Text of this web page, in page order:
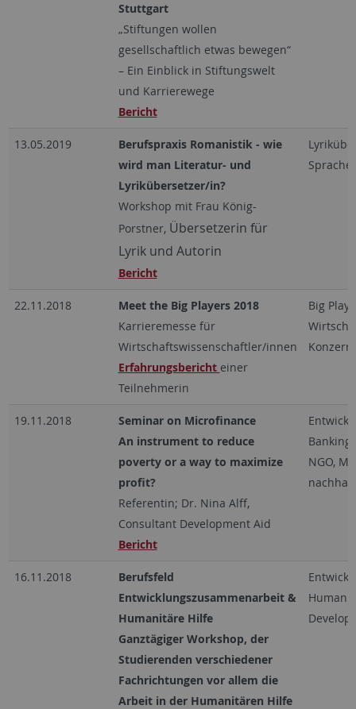
Stuttgart
„Stiftungen wollen
gesellschaftlich etwas bewegen“
– Ein Einblick in Stiftungswelt
und Karrierewege
Bericht
13.05.2019
Berufspraxis Romanistik - wie
wird man Literatur- und
Lyrikübersetzer/in?
Workshop mit Frau König-
Porstner, Übersetzerin für
Lyrik und Autorin
Bericht
22.11.2018
Meet the Big Players 2018
Karrieremesse für
Wirtschaftswissenschaftler/innen
Erfahrungsbericht einer
Teilnehmerin
Big
19.11.2018
Seminar on Microfinance
An instrument to reduce
poverty or a way to maximize
profit?
Referentin; Dr. Nina Alff,
Consultant Development Aid
Bericht
NGO,
16.11.2018
Berufsfeld
Entwicklungszusammenarbeit &
Humanitäre Hilfe
Ganztägiger Workshop, der
Studierenden verschiedener
Fachrichtungen vor allem die
Arbeit in der Humanitären Hilfe